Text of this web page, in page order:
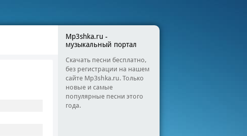
Mp3shka.ru -
музыкальный портал
Скачать песни бесплатно,
без регистрации на нашем
сайте Mp3shka.ru. Только
новые и самые
популярные песни этого
года.